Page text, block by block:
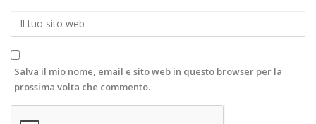
Salva il mio nome, email e sito web in questo browser per la
prossima volta che commento.